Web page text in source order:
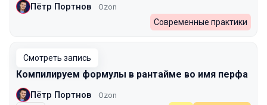
Пётр Портнов Ozon
Современные практики
Смотреть запись
Компилируем формулы в рантайме во имя перфа
Пётр Портнов Ozon